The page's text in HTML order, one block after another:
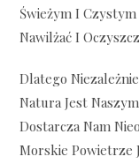
Świeżym I
Nawilżać I
Dlatego
Natura Jest
Dostarcza Nam
Morskie Powietrze